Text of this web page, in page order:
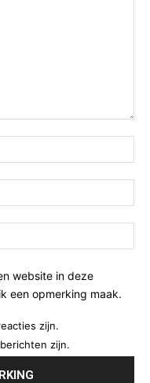
website in deze
een opmerking maak.
zijn.
zijn.